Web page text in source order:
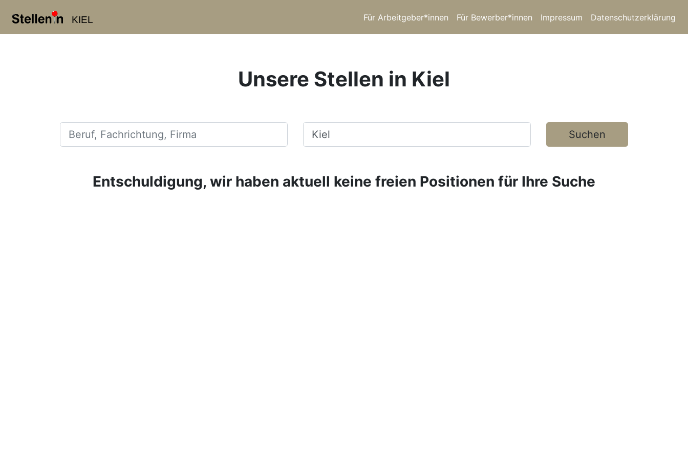
KIEL Für Arbeitgeber*innen Für Bewerber*innen Impressum Datenschutzerklärung
Unsere Stellen in Kiel
Beruf, Fachrichtung, Firma Ort, Stadt Suchen
Entschuldigung, wir haben aktuell keine freien Positionen für Ihre Suche